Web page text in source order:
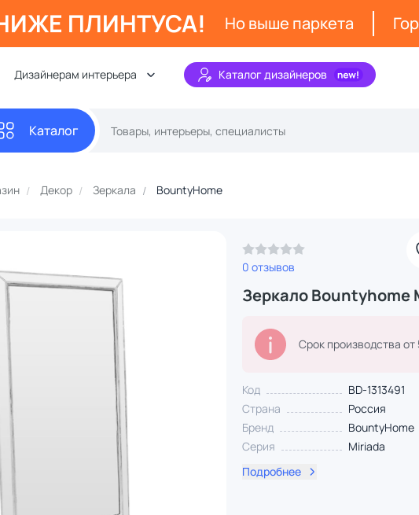
ПЛИНТУСА! Но выше паркета
Дизайнерам интерьера Каталог дизайнеров
Каталог
Декор Зеркала BountyHome
0 отзывов
Зеркало Bountyhome
Срок производства от
Код
BD-1313491
Страна
Россия
Бренд
BountyHome
Серия
Miriada
Подробнее